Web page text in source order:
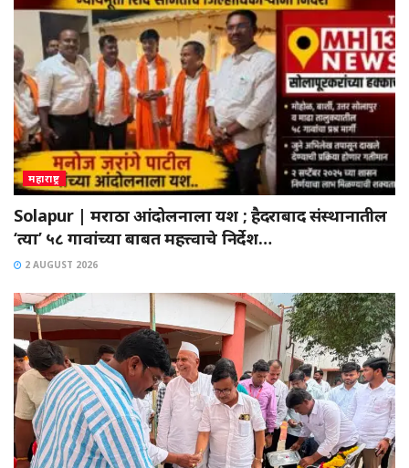
महाराष्ट्र
Solapur | मराठा आंदोलनाला यश ; हैदराबाद संस्थानातील
‘त्या’ ५८ गावांच्या बाबत महत्त्वाचे निर्देश…
2 AUGUST 2026